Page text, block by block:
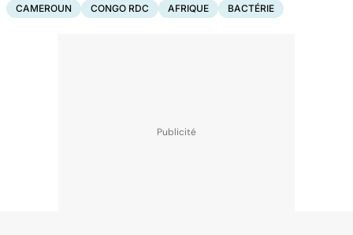
CAMEROUN CONGO RDC AFRIQUE BACTÉRIE